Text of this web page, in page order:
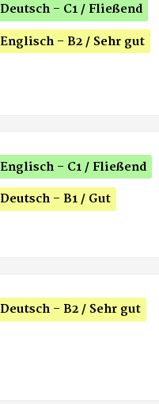
Deutsch - C1 / Fließend
Englisch - B2 / Sehr gut
Englisch - C1 / Fließend
Deutsch - B1 / Gut
Deutsch - B2 / Sehr gut